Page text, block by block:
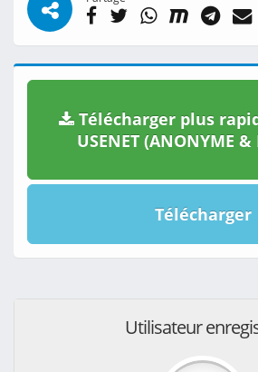
Télécharger plus
USENET (ANONYME &
Télécharger
Utilisateur